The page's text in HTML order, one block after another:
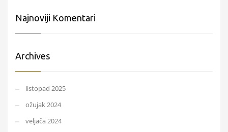
Najnoviji Komentari
Archives
listopad 2025
ožujak 2024
veljača 2024